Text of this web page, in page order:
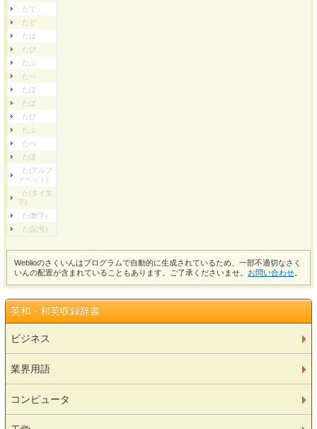
たで
たど
たば
たび
たぶ
たべ
たぼ
たぱ
たぴ
たぷ
たぺ
たぽ
た(アルフ
ァベット)
た(タイ文
字)
た(数字)
た(記号)
Weblioのさくいんはプログラムで自動的に生成されているため、一部不適切なさく
いんの配置が含まれていることもあります。ご了承くださいませ。 お問い合わせ
英和・和英収録辞書
ビジネス
業界用語
コンピュータ